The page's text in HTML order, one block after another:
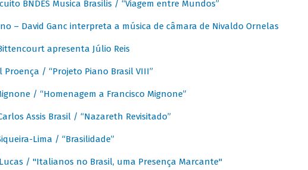
BNDES Musica Brasilis / “Viagem entre Mundos”
– David Ganc interpreta a música de câmara de Nivaldo Ornelas
apresenta Júlio Reis
Proença / “Projeto Piano Brasil VIII”
/ “Homenagem a Francisco Mignone”
Assis Brasil / “Nazareth Revisitado”
Lima / “Brasilidade”
/ "Italianos no Brasil, uma Presença Marcante"